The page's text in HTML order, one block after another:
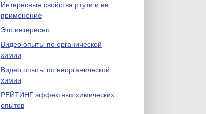
Интересные свойства ртути и ее
применение
Это интересно
Видео опыты по органической
химии
Видео опыты по неорганической
химии
РЕЙТИНГ эффектных химических
опытов